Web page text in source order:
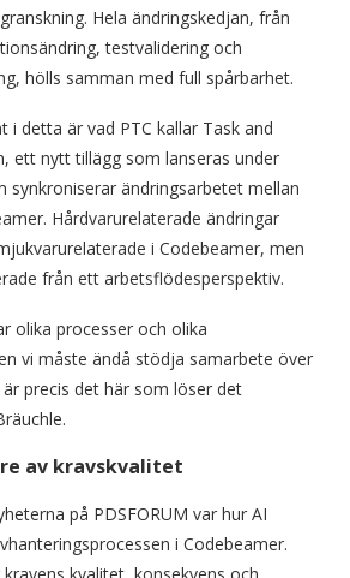
Hela ändringskedjan, från
testvalidering och
hölls samman med full spårbarhet.
i detta är vad PTC kallar Task and
ett nytt tillägg som lanseras under
synkroniserar ändringsarbetet mellan
Hårdvarurelaterade ändringar
i Codebeamer, men
från ett arbetsflödesperspektiv.
olika processer och olika
vi måste ändå stödja samarbete över
precis det här som löser det
av kravskvalitet
på PDSFORUM var hur AI
i Codebeamer.